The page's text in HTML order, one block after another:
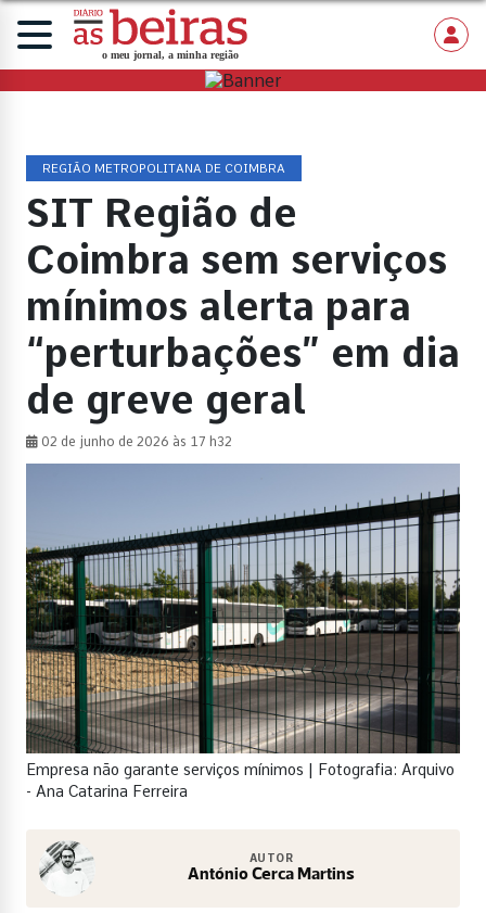
REGIÃO METROPOLITANA DE COIMBRA
SIT Região de
Coimbra sem serviços
mínimos alerta para
“perturbações” em dia
de greve geral
02 de junho de 2026 às 17 h32
Empresa não garante serviços mínimos | Fotografia: Arquivo
- Ana Catarina Ferreira
AUTOR
António Cerca Martins